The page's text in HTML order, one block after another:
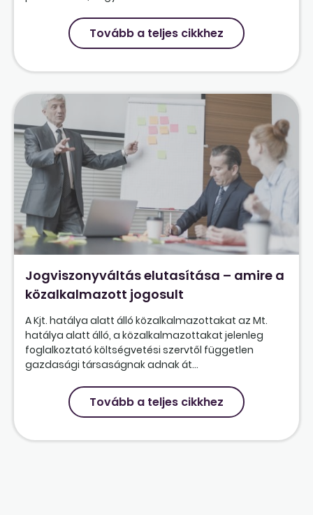
Tovább a teljes cikkhez
Jogviszonyváltás elutasítása – amire a
közalkalmazott jogosult
A Kjt. hatálya alatt álló közalkalmazottakat az Mt.
hatálya alatt álló, a közalkalmazottakat jelenleg
foglalkoztató költségvetési szervtől független
gazdasági társaságnak adnak át...
Tovább a teljes cikkhez